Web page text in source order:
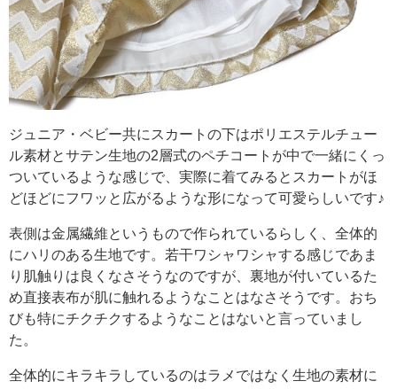
ジュニア・ベビー共にスカートの下はポリエステルチュー
ル素材とサテン生地の2層式のペチコートが中で一緒にくっ
ついているような感じで、実際に着てみるとスカートがほ
どほどにフワッと広がるような形になって可愛らしいです♪
表側は金属繊維というもので作られているらしく、全体的
にハリのある生地です。若干ワシャワシャする感じであま
り肌触りは良くなさそうなのですが、裏地が付いているた
め直接表布が肌に触れるようなことはなさそうです。おち
びも特にチクチクするようなことはないと言っていまし
た。
全体的にキラキラしているのはラメではなく生地の素材に